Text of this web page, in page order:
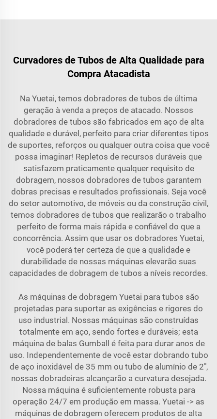
Curvadores de Tubos de Alta Qualidade para
Compra Atacadista
Na Yuetai, temos dobradores de tubos de última
geração à venda a preços de atacado. Nossos
dobradores de tubos são fabricados em aço de alta
qualidade e durável, perfeito para criar diferentes tipos
de suportes, reforços ou qualquer outra coisa que você
possa imaginar! Repletos de recursos duráveis que
satisfazem praticamente qualquer requisito de
dobragem, nossos dobradores de tubos garantem
dobras precisas e resultados profissionais. Seja você
do setor automotivo, de móveis ou da construção civil,
temos dobradores de tubos que realizarão o trabalho
perfeito de forma mais rápida e confiável do que a
concorrência. Assim que usar os dobradores Yuetai,
você poderá ter certeza de que a qualidade e
durabilidade de nossas máquinas elevarão suas
capacidades de dobragem de tubos a níveis recordes.
As máquinas de dobragem Yuetai para tubos são
projetadas para suportar as exigências e rigores do
uso industrial. Nossas máquinas são construídas
totalmente em aço, sendo fortes e duráveis; esta
máquina de balas Gumball é feita para durar anos de
uso. Independentemente de você estar dobrando tubo
de aço inoxidável de 35 mm ou tubo de alumínio de 2",
nossas dobradeiras alcançarão a curvatura desejada.
Nossa máquina é suficientemente robusta para
operação 24/7 em produção em massa. Yuetai -> as
máquinas de dobragem oferecem produtos de alta